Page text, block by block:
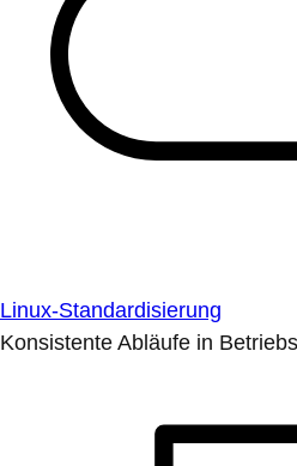
Linux-Standardisierung
Konsistente Abläufe in